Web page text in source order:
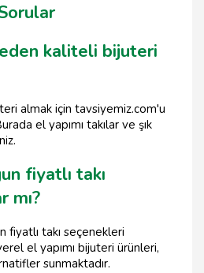
kaliteli bijuteri
almak için tavsiyemiz.com'u
el yapımı takılar ve şık
fiyatlı takı
mı?
fiyatlı takı seçenekleri
el yapımı bijuteri ürünleri,
sunmaktadır.